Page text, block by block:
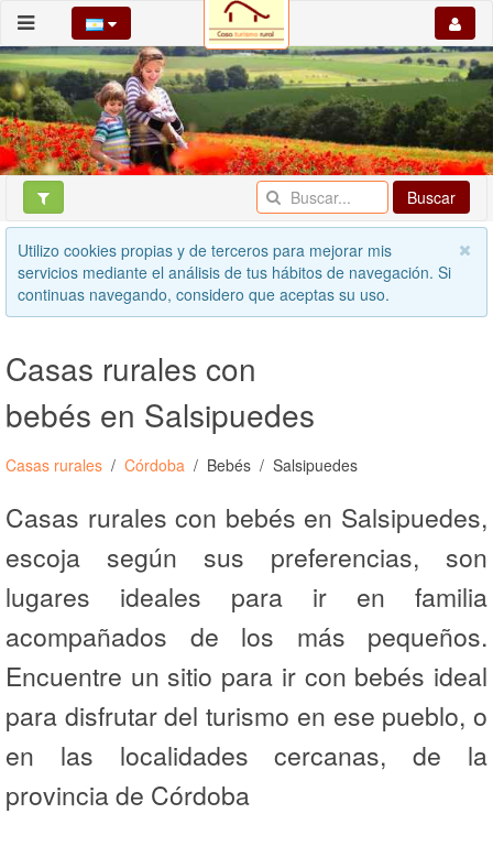
Buscar
Utilizo cookies propias y de terceros para mejorar mis
servicios mediante el análisis de tus hábitos de navegación. Si
continuas navegando, considero que aceptas su uso.
Casas rurales con
bebés en Salsipuedes
Casas rurales Córdoba Bebés Salsipuedes
Casas rurales con bebés en Salsipuedes,
escoja según sus preferencias, son
lugares ideales para ir en familia
acompañados de los más pequeños.
Encuentre un sitio para ir con bebés ideal
para disfrutar del turismo en ese pueblo, o
en las localidades cercanas, de la
provincia de Córdoba